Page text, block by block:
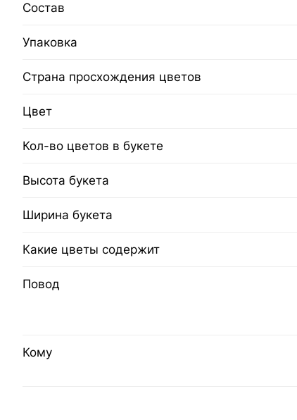
Состав
Упаковка
Страна просхождения цветов
Цвет
Кол-во цветов в букете
Высота букета
Ширина букета
Какие цветы содержит
Повод
Кому